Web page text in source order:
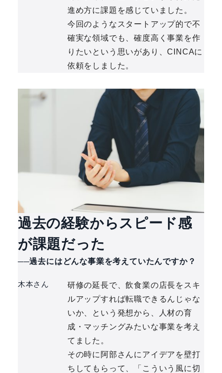
進め方に課題を感じていました。
今回のようなスタートアップ的で不
確実な領域でも、確度高く事業を作
りたいという思いがあり、CINCAに
依頼をしました。
過去の経験からスピード感
が課題だった
──過去にはどんな事業を考えていたんですか？
木本さん
研修の延長で、飲食業の店長をスキ
ルアップすれば転職できるんじゃな
いか、という発想から、人材の育
成・マッチングみたいな事業を考え
てました。
その時に阿部さんにアイデアを壁打
ちしてもらって、「こういう風に切